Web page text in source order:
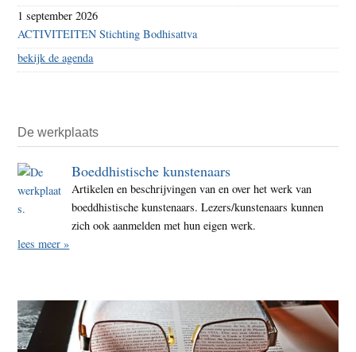
1 september 2026
ACTIVITEITEN Stichting Bodhisattva
bekijk de agenda
De werkplaats
Boeddhistische kunstenaars
Artikelen en beschrijvingen van en over het werk van
boeddhistische kunstenaars. Lezers/kunstenaars kunnen
zich ook aanmelden met hun eigen werk.
lees meer »